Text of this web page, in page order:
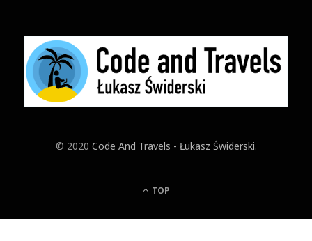
© 2020 Code And Travels - Łukasz Świderski.
TOP